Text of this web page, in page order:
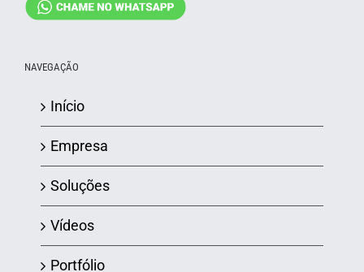
NAVEGAÇÃO
Início
Empresa
Soluções
Vídeos
Portfólio